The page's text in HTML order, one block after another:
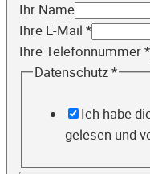
Ihr Name
Ihre E-Mail *
Ihre Telefonnummer*
Datenschutz*
Ich habe
gelesen und